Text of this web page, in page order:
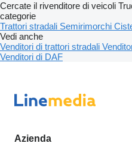
Cercate il rivenditore di veicoli
categorie
Trattori stradali Semirimorchi
Vedi anche
Venditori di trattori stradali
Venditori di DAF
Azienda